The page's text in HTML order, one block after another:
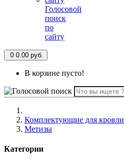
Голосовой
поиск
по
сайту
0 0.00 руб.
В корзине пусто!
Комплектующие для кровли
Метизы
Категории